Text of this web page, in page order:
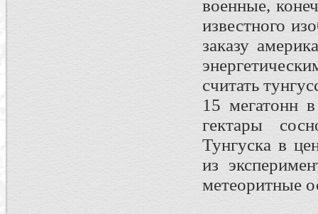
военные,
известного
заказу
считать
15 мегатонн
гектары
Тунгуска в
из
метеоритные